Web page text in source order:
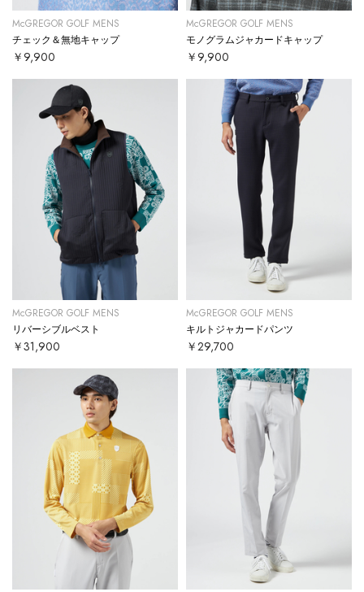
McGREGOR GOLF MENS
チェック＆無地キャップ
￥9,900
McGREGOR GOLF MENS
モノグラムジャカードキャップ
￥9,900
McGREGOR GOLF MENS
リバーシブルベスト
￥31,900
McGREGOR GOLF MENS
キルトジャカードパンツ
￥29,700